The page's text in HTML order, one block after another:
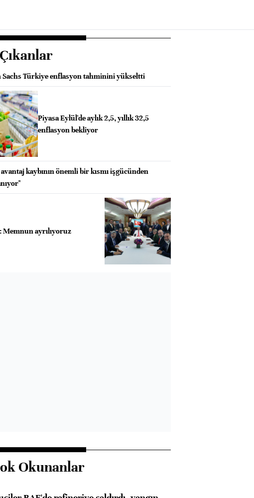
Sachs Türkiye enflasyon tahminini yükseltti
Piyasa Eylül'de aylık 2,5, yıllık 32,5
enflasyon bekliyor
kaybının önemli bir kısmı işgücünden
Memnun ayrılıyoruz
Okunanlar